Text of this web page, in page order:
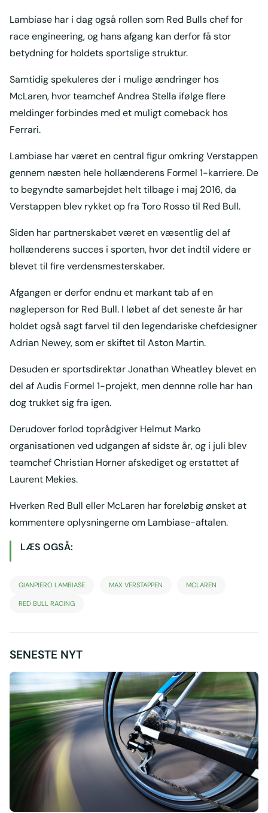
Lambiase har i dag også rollen som Red Bulls chef for
race engineering, og hans afgang kan derfor få stor
betydning for holdets sportslige struktur.
Samtidig spekuleres der i mulige ændringer hos
McLaren, hvor teamchef Andrea Stella ifølge flere
meldinger forbindes med et muligt comeback hos
Ferrari.
Lambiase har været en central figur omkring Verstappen
gennem næsten hele hollænderens Formel 1-karriere. De
to begyndte samarbejdet helt tilbage i maj 2016, da
Verstappen blev rykket op fra Toro Rosso til Red Bull.
Siden har partnerskabet været en væsentlig del af
hollænderens succes i sporten, hvor det indtil videre er
blevet til fire verdensmesterskaber.
Afgangen er derfor endnu et markant tab af en
nøgleperson for Red Bull. I løbet af det seneste år har
holdet også sagt farvel til den legendariske chefdesigner
Adrian Newey, som er skiftet til Aston Martin.
Desuden er sportsdirektør Jonathan Wheatley blevet en
del af Audis Formel 1-projekt, men dennne rolle har han
dog trukket sig fra igen.
Derudover forlod toprådgiver Helmut Marko
organisationen ved udgangen af sidste år, og i juli blev
teamchef Christian Horner afskediget og erstattet af
Laurent Mekies.
Hverken Red Bull eller McLaren har foreløbig ønsket at
kommentere oplysningerne om Lambiase-aftalen.
LÆS OGSÅ:
GIANPIERO LAMBIASE MAX VERSTAPPEN MCLAREN
RED BULL RACING
SENESTE NYT